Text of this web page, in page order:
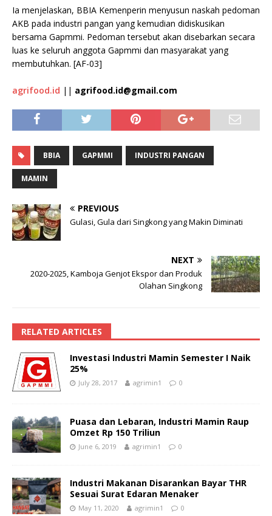
Ia menjelaskan, BBIA Kemenperin menyusun naskah pedoman
AKB pada industri pangan yang kemudian didiskusikan
bersama Gapmmi. Pedoman tersebut akan disebarkan secara
luas ke seluruh anggota Gapmmi dan masyarakat yang
membutuhkan. [AF-03]
agrifood.id || agrifood.id@gmail.com
BBIA GAPMMI INDUSTRI PANGAN
MAMIN
PREVIOUS
Gulasi, Gula dari Singkong yang Makin Diminati
NEXT
2020-2025, Kamboja Genjot Ekspor dan Produk
Olahan Singkong
RELATED ARTICLES
Investasi Industri Mamin Semester I Naik
25%
July 28, 2017 agrimin1 0
Puasa dan Lebaran, Industri Mamin Raup
Omzet Rp 150 Triliun
June 6, 2019 agrimin1 0
Industri Makanan Disarankan Bayar THR
Sesuai Surat Edaran Menaker
May 11, 2020 agrimin1 0